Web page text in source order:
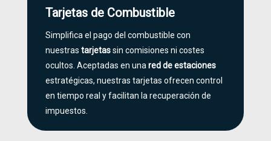
Tarjetas de Combustible
Simplifica el pago del combustible con
nuestras tarjetassin comisiones ni costes
ocultos. Aceptadas en una red de estaciones
estratégicas, nuestras tarjetas ofrecen control
en tiempo real y facilitan la recuperación de
impuestos.